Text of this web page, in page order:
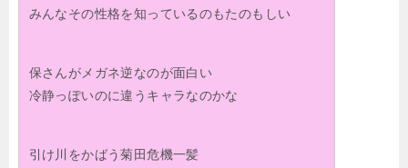
みんなその性格を知っているのもたのもしい
保さんがメガネ逆なのが面白い
冷静っぽいのに違うキャラなのかな
引け川をかばう菊田危機一髪